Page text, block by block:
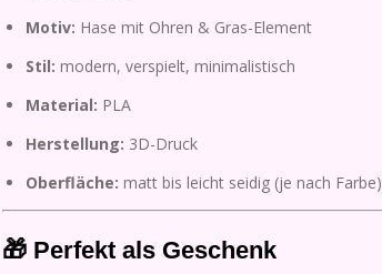
Motiv: Hase mit Ohren & Gras-Element
Stil: modern, verspielt, minimalistisch
Material: PLA
Herstellung: 3D-Druck
Oberfläche: matt bis leicht seidig (je nach Farbe)
🎁 Perfekt als Geschenk